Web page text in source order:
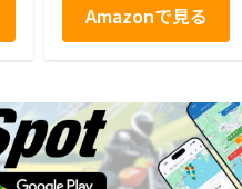
Amazonで見る